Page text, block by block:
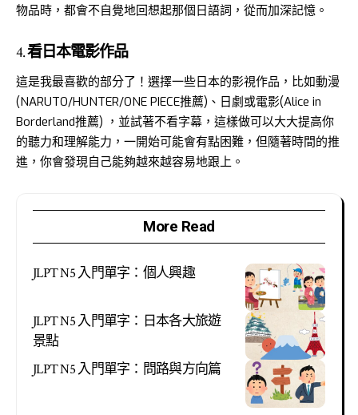
物品時，都會不自覺地回想起那個日語詞，從而加深記憶。
4.看日本電影作品
這是我最喜歡的部分了！選擇一些日本的影視作品，比如動漫
(NARUTO/HUNTER/ONE PIECE推薦)、日劇或電影(Alice in
Borderland推薦) ，並試著不看字幕，這樣做可以大大提高你
的聽力和理解能力，一開始可能會有點困難，但隨著時間的推
進，你會發現自己能夠越來越容易地跟上。
More Read
JLPT N5 入門單字：個人興趣
JLPT N5 入門單字：日本各大旅遊
景點
JLPT N5 入門單字：問路與方向篇